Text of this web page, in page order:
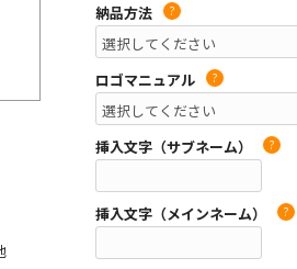
納品方法 ?
ロゴマニュアル ?
挿入文字（サブネーム） ?
挿入文字（メインネーム） ?